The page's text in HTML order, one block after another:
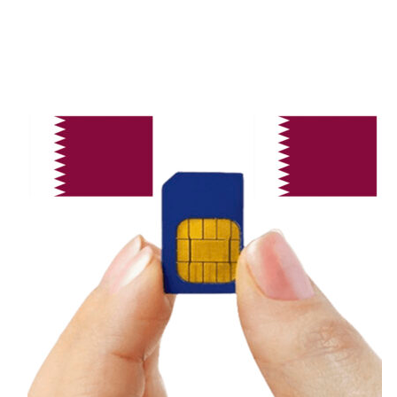
Vodacom Mozambique, Movitel
Hai nhà mạng sở hữu vùng phủ sóng rộng
nhất Mozambique, đảm bảo kết nối ổn định
thành phố lớn, điểm du lịch nổi tiếng, vùng
nông thôn, ven biển. Lựa chọn tốt nhất cho
khách du lịch, người thường xuyên di chuyển
nhiều nơi.
mCel, Tmcel
mCel, Tmcel phủ sóng mạnh thành phố lớn
như Maputo, Beira, Nampula… Vùng sâu,
vùng xa sóng có thể yếu hoặc không ổn định.